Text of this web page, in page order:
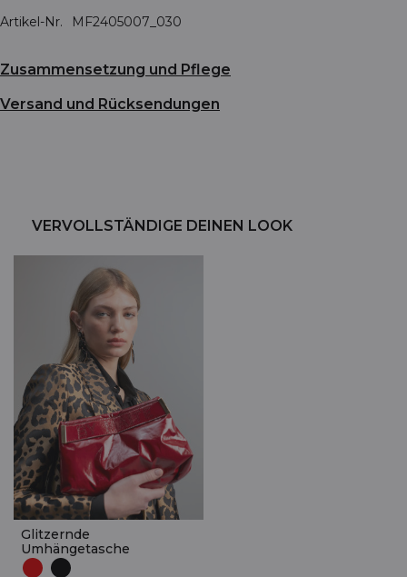
Artikel-Nr.
MF2405007_030
Zusammensetzung und Pflege
Versand und Rücksendungen
VERVOLLSTÄNDIGE DEINEN LOOK
Glitzernde
Umhängetasche